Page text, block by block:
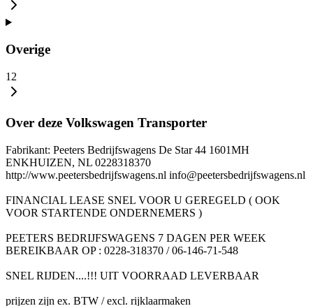
Overige
12
Over deze Volkswagen Transporter
Fabrikant: Peeters Bedrijfswagens De Star 44 1601MH
ENKHUIZEN, NL 0228318370
http://www.peetersbedrijfswagens.nl info@peetersbedrijfswagens.nl
FINANCIAL LEASE SNEL VOOR U GEREGELD ( OOK
VOOR STARTENDE ONDERNEMERS )
PEETERS BEDRIJFSWAGENS 7 DAGEN PER WEEK
BEREIKBAAR OP : 0228-318370 / 06-146-71-548
SNEL RIJDEN....!!! UIT VOORRAAD LEVERBAAR
prijzen zijn ex. BTW / excl. rijklaarmaken